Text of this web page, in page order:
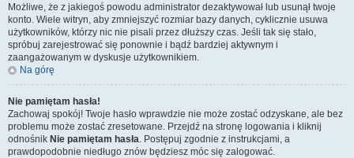
Możliwe, że z jakiegoś powodu administrator dezaktywował lub usunął twoje
konto. Wiele witryn, aby zmniejszyć rozmiar bazy danych, cyklicznie usuwa
użytkowników, którzy nic nie pisali przez dłuższy czas. Jeśli tak się stało,
spróbuj zarejestrować się ponownie i bądź bardziej aktywnym i
zaangażowanym w dyskusje użytkownikiem.
Na górę
Nie pamiętam hasła!
Zachowaj spokój! Twoje hasło wprawdzie nie może zostać odzyskane, ale bez
problemu może zostać zresetowane. Przejdź na stronę logowania i kliknij
odnośnik Nie pamiętam hasła. Postępuj zgodnie z instrukcjami, a
prawdopodobnie niedługo znów będziesz móc się zalogować.